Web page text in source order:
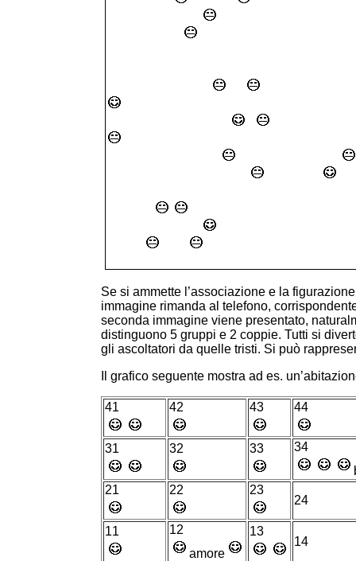
Se si ammette l’associazione e la
immagine rimanda al telefono,
seconda immagine viene presentato,
distinguono 5 gruppi e 2 coppie. Tutti si
gli ascoltatori da quelle tristi. Si può
Il grafico seguente mostra ad es.
41 42 43 44
31 32 33
34
21
22 23
24
11
12
amore
13
14